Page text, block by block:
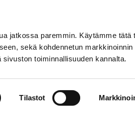
jatkossa paremmin. Käytämme tätä
sekä kohdennetun markkinoinnin
toiminnallisuuden kannalta.
Tilastot